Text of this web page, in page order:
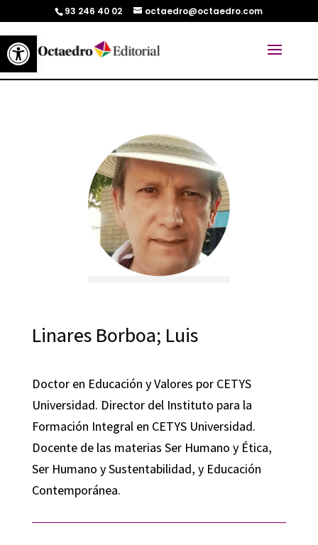
Abrir barra de herramientas
93 246 40 02 octaedro@octaedro.com
Linares Borboa; Luis
Doctor en Educación y Valores por CETYS
Universidad. Director del Instituto para la
Formación Integral en CETYS Universidad.
Docente de las materias Ser Humano y Ética,
Ser Humano y Sustentabilidad, y Educación
Contemporánea.